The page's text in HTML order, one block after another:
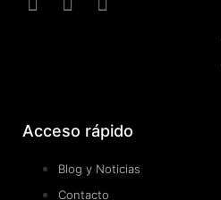
Acceso rápido
Blog y Noticias
Contacto